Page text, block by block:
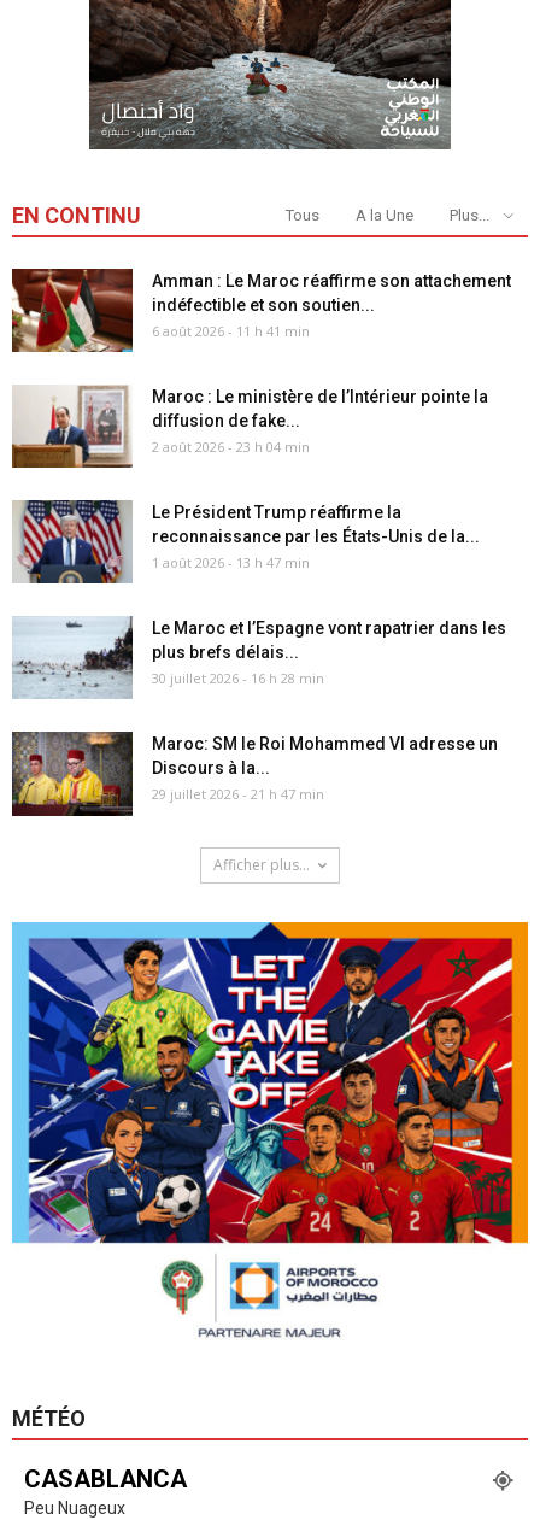
EN CONTINU Tous A la Une Plus...
Amman : Le Maroc réaffirme son attachement
indéfectible et son soutien...
6 août 2026 - 11 h 41 min
Maroc : Le ministère de l’Intérieur pointe la
diffusion de fake...
2 août 2026 - 23 h 04 min
Le Président Trump réaffirme la
reconnaissance par les États-Unis de la...
1 août 2026 - 13 h 47 min
Le Maroc et l’Espagne vont rapatrier dans les
plus brefs délais...
30 juillet 2026 - 16 h 28 min
Maroc: SM le Roi Mohammed VI adresse un
Discours à la...
29 juillet 2026 - 21 h 47 min
Afficher plus...
MÉTÉO
CASABLANCA
Peu Nuageux